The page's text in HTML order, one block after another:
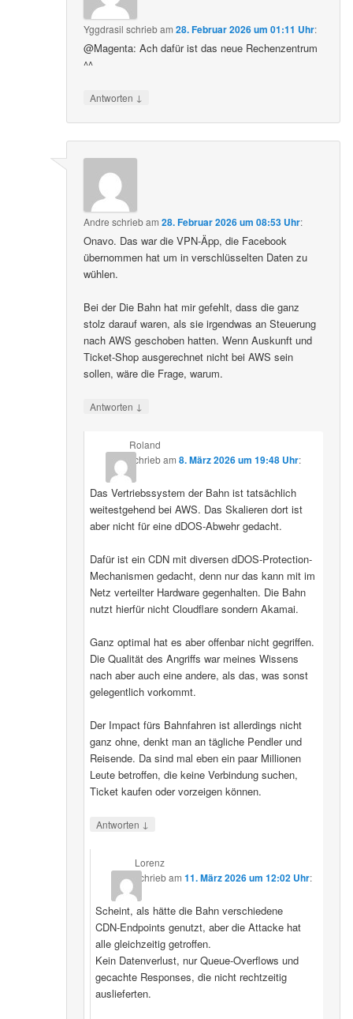
Yggdrasil schriebam28. Februar 2026 um 01:11 Uhr:
@Magenta: Ach dafür ist das neue Rechenzentrum
^^
Antworten ↓
Andre schriebam28. Februar 2026 um 08:53 Uhr:
Onavo. Das war die VPN-Äpp, die Facebook
übernommen hat um in verschlüsselten Daten zu
wühlen.
Bei der Die Bahn hat mir gefehlt, dass die ganz
stolz darauf waren, als sie irgendwas an Steuerung
nach AWS geschoben hatten. Wenn Auskunft und
Ticket-Shop ausgerechnet nicht bei AWS sein
sollen, wäre die Frage, warum.
Antworten ↓
Roland
schriebam 8. März 2026 um 19:48 Uhr:
Das Vertriebssystem der Bahn ist tatsächlich
weitestgehend bei AWS. Das Skalieren dort ist
aber nicht für eine dDOS-Abwehr gedacht.
Dafür ist ein CDN mit diversen dDOS-Protection-
Mechanismen gedacht, denn nur das kann mit im
Netz verteilter Hardware gegenhalten. Die Bahn
nutzt hierfür nicht Cloudflare sondern Akamai.
Ganz optimal hat es aber offenbar nicht gegriffen.
Die Qualität des Angriffs war meines Wissens
nach aber auch eine andere, als das, was sonst
gelegentlich vorkommt.
Der Impact fürs Bahnfahren ist allerdings nicht
ganz ohne, denkt man an tägliche Pendler und
Reisende. Da sind mal eben ein paar Millionen
Leute betroffen, die keine Verbindung suchen,
Ticket kaufen oder vorzeigen können.
Antworten ↓
Lorenz
schriebam11. März 2026 um 12:02 Uhr:
Scheint, als hätte die Bahn verschiedene
CDN‑Endpoints genutzt, aber die Attacke hat
alle gleichzeitig getroffen.
Kein Datenverlust, nur Queue‑Overflows und
gecachte Responses, die nicht rechtzeitig
auslieferten.